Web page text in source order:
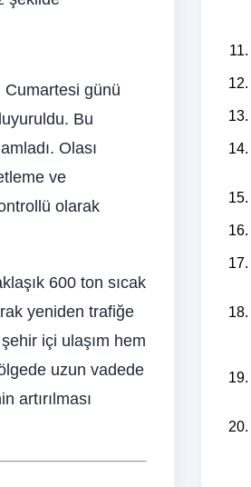
Cumartesi günü
Bu
Olası
ve
olarak
600 ton sıcak
yeniden trafiğe
içi ulaşım hem
uzun vadede
artırılması